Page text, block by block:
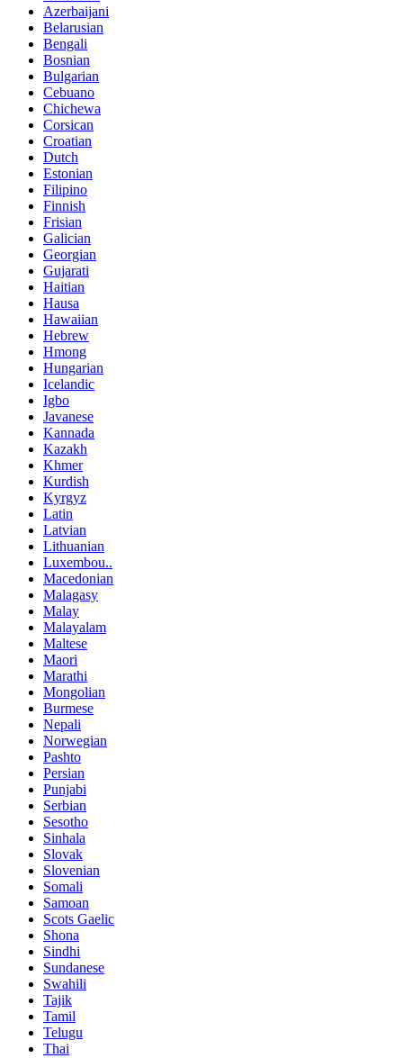
Azerbaijani
Belarusian
Bengali
Bosnian
Bulgarian
Cebuano
Chichewa
Corsican
Croatian
Dutch
Estonian
Filipino
Finnish
Frisian
Galician
Georgian
Gujarati
Haitian
Hausa
Hawaiian
Hebrew
Hmong
Hungarian
Icelandic
Igbo
Javanese
Kannada
Kazakh
Khmer
Kurdish
Kyrgyz
Latin
Latvian
Lithuanian
Luxembou..
Macedonian
Malagasy
Malay
Malayalam
Maltese
Maori
Marathi
Mongolian
Burmese
Nepali
Norwegian
Pashto
Persian
Punjabi
Serbian
Sesotho
Sinhala
Slovak
Slovenian
Somali
Samoan
Scots Gaelic
Shona
Sindhi
Sundanese
Swahili
Tajik
Tamil
Telugu
Thai